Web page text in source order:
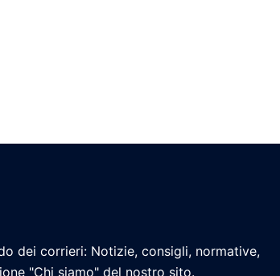
dei corrieri: Notizie, consigli, normative,
"Chi siamo" del nostro sito.